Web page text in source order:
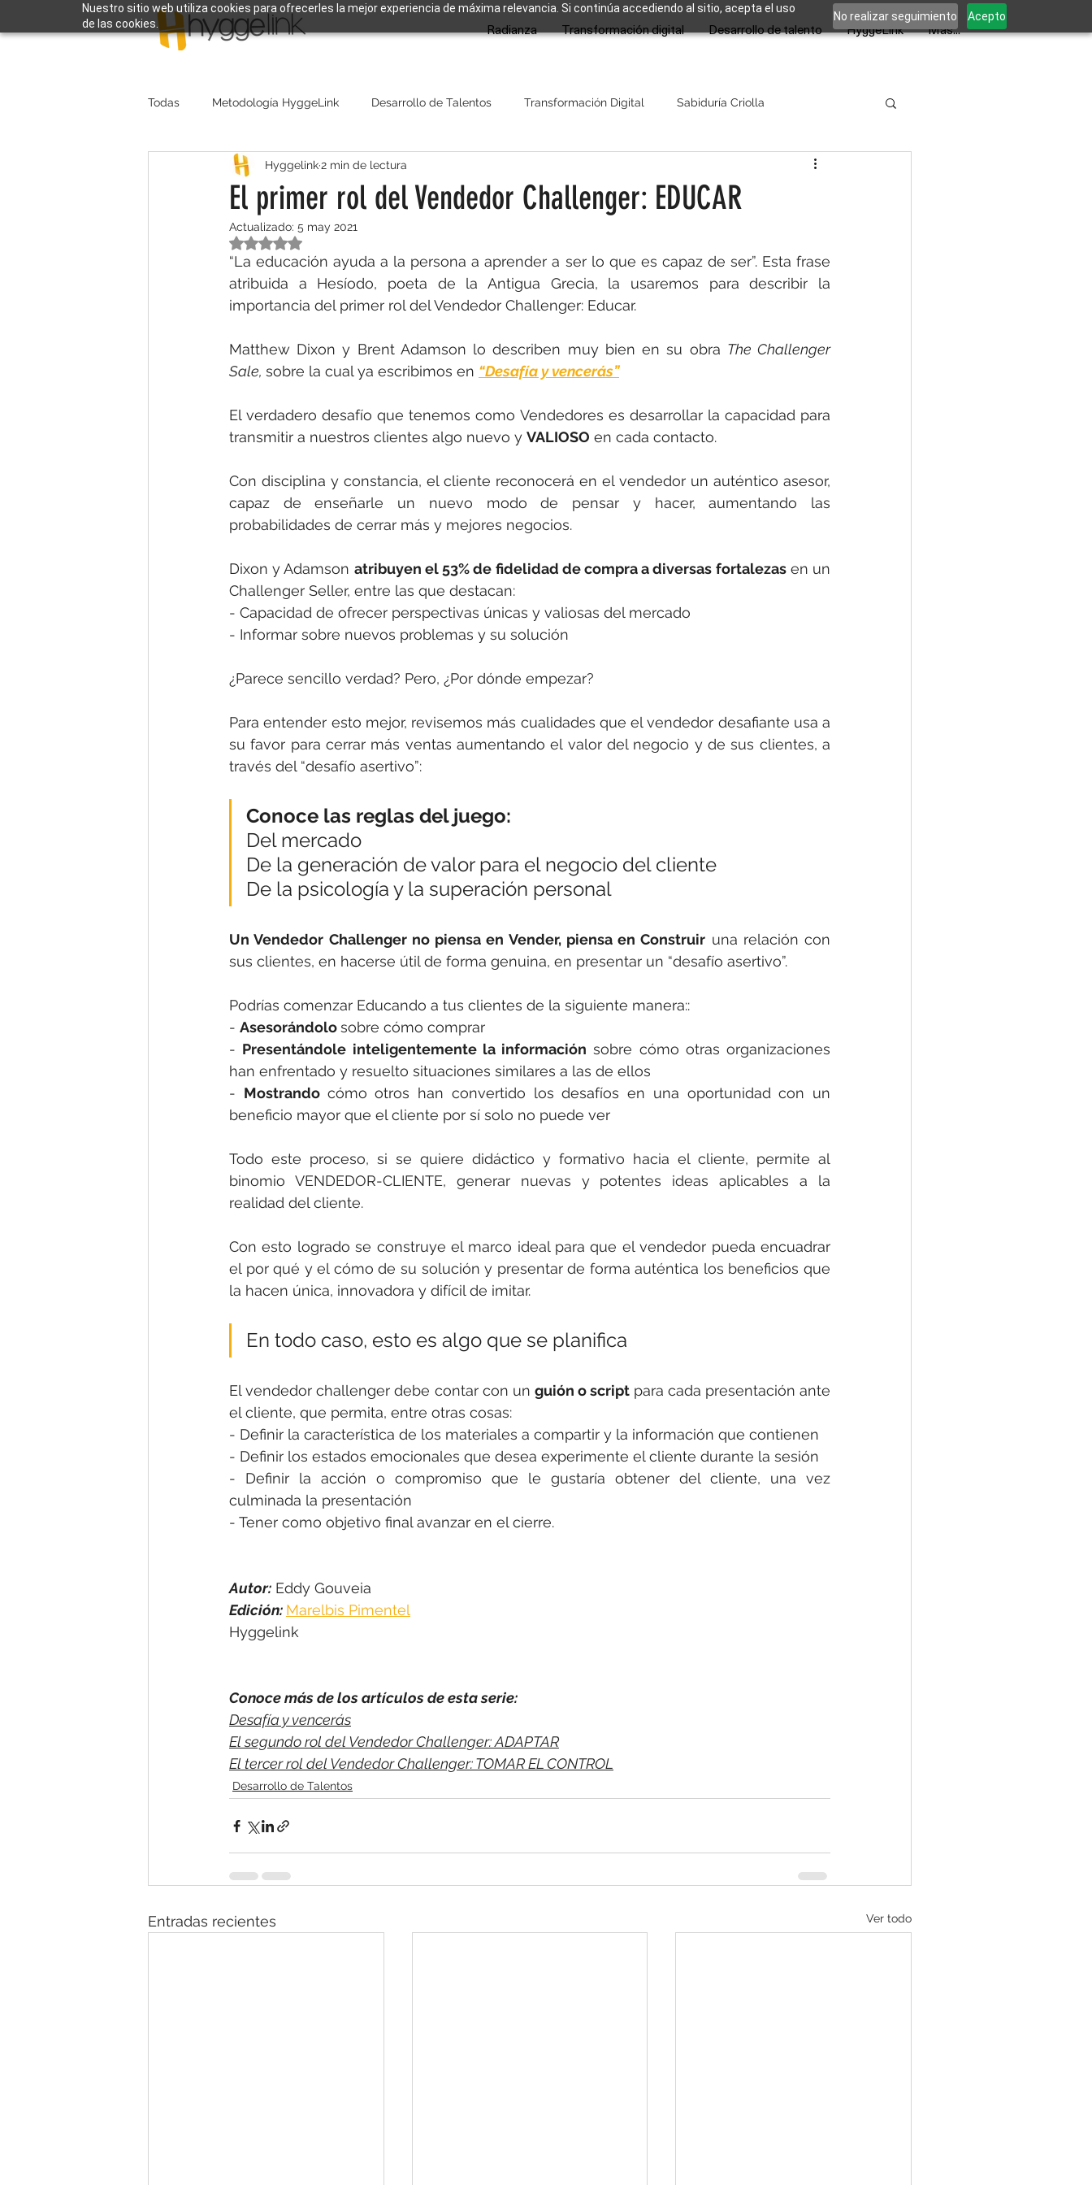
Nuestro sitio web utiliza cookies para ofrecerles la mejor experiencia de máxima relevancia. Si continúa accediendo al sitio, acepta el uso
de las cookies.
No realizar seguimiento Acepto
Radianza Transformación digital Desarrollo de talento HyggeLink Más...
Todas Metodología HyggeLink Desarrollo de Talentos Transformación Digital Sabiduría Criolla
El primer rol del Vendedor Challenger: EDUCAR
Hyggelink2 min de lectura
Actualizado: 5 may 2021
Obtuvo NaN de 5 estrellas.
“La educación ayuda a la persona a aprender a ser lo que es capaz de ser”. Esta frase
atribuida a Hesíodo, poeta de la Antigua Grecia, la usaremos para describir la
importancia del primer rol del Vendedor Challenger: Educar.
Matthew Dixon y Brent Adamson lo describen muy bien en su obra The Challenger
Sale, sobre la cual ya escribimos en “Desafía y vencerás”
El verdadero desafío que tenemos como Vendedores es desarrollar la capacidad para
transmitir a nuestros clientes algo nuevo y VALIOSO en cada contacto.
Con disciplina y constancia, el cliente reconocerá en el vendedor un auténtico asesor,
capaz de enseñarle un nuevo modo de pensar y hacer, aumentando las
probabilidades de cerrar más y mejores negocios.
Dixon y Adamson atribuyen el 53% de fidelidad de compra a diversas fortalezas en un
Challenger Seller, entre las que destacan:
- Capacidad de ofrecer perspectivas únicas y valiosas del mercado
- Informar sobre nuevos problemas y su solución
¿Parece sencillo verdad? Pero, ¿Por dónde empezar?
Para entender esto mejor, revisemos más cualidades que el vendedor desafiante usa a
su favor para cerrar más ventas aumentando el valor del negocio y de sus clientes, a
través del “desafío asertivo”:
Conoce las reglas del juego:
Del mercado
De la generación de valor para el negocio del cliente
De la psicología y la superación personal
Un Vendedor Challenger no piensa en Vender, piensa en Construir una relación con
sus clientes, en hacerse útil de forma genuina, en presentar un “desafío asertivo”.
Podrías comenzar Educando a tus clientes de la siguiente manera::
- Asesorándolo sobre cómo comprar
- Presentándole inteligentemente la información sobre cómo otras organizaciones
han enfrentado y resuelto situaciones similares a las de ellos
- Mostrando cómo otros han convertido los desafíos en una oportunidad con un
beneficio mayor que el cliente por sí solo no puede ver
Todo este proceso, si se quiere didáctico y formativo hacia el cliente, permite al
binomio VENDEDOR-CLIENTE, generar nuevas y potentes ideas aplicables a la
realidad del cliente.
Con esto logrado se construye el marco ideal para que el vendedor pueda encuadrar
el por qué y el cómo de su solución y presentar de forma auténtica los beneficios que
la hacen única, innovadora y difícil de imitar.
En todo caso, esto es algo que se planifica
El vendedor challenger debe contar con un guión o script para cada presentación ante
el cliente, que permita, entre otras cosas:
- Definir la característica de los materiales a compartir y la información que contienen
- Definir los estados emocionales que desea experimente el cliente durante la sesión
- Definir la acción o compromiso que le gustaría obtener del cliente, una vez
culminada la presentación
- Tener como objetivo final avanzar en el cierre.
Autor: Eddy Gouveia
Edición: Marelbis Pimentel
Hyggelink
Conoce más de los artículos de esta serie:
Desafía y vencerás
El segundo rol del Vendedor Challenger: ADAPTAR
El tercer rol del Vendedor Challenger: TOMAR EL CONTROL
Desarrollo de Talentos
Entradas recientes Ver todo